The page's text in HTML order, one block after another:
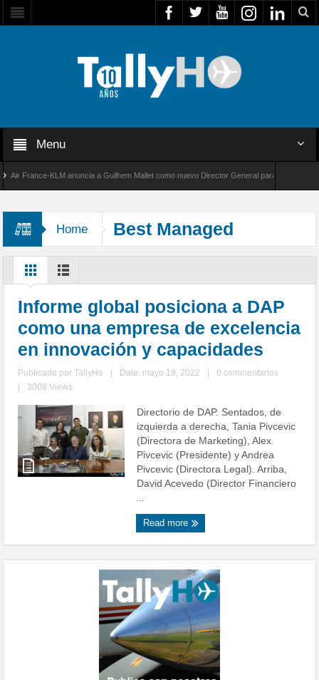
Menu
France-KLM anuncia a Guilhem Mallet como nuevo Director General para América Latina
Home
Best Managed
Companies
Informe global posiciona a DAP
como una empresa de excelencia
en innovación y capacidades
Publicado porTallyHo Date: mayo 19, 2022
0 commentarios
3008 Views
Directorio de DAP. Sentados, de
izquierda a derecha, Tania Pivcevic
(Directora de Marketing), Alex
Pivcevic (Presidente) y Andrea
Pivcevic (Directora Legal). Arriba,
David Acevedo (Director Financiero
...
Read more